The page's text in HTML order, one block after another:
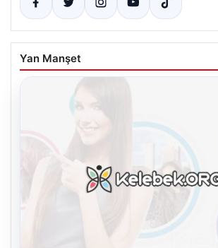
Yan Manşet